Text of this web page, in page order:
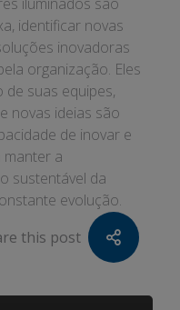
identificar novas
inovadoras
organização. Eles
de suas equipes,
novas ideias são
de inovar e
a
sustentável da
evolução.
this post